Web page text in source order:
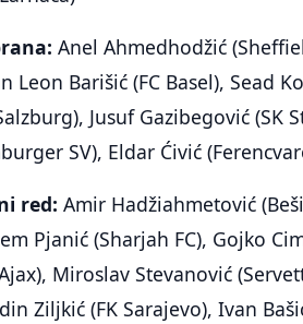
Anel Ahmedhodžić
Leon Barišić (FC Basel), Sead
Jusuf Gazibegović (SK
SV), Eldar Ćivić
red: Amir Hadžiahmetović
Pjanić (Sharjah FC), Gojko
Miroslav Stevanović
Ziljkić (FK Sarajevo), Ivan